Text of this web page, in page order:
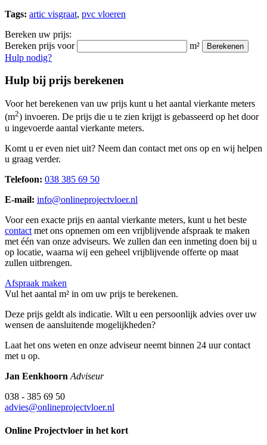
Tags: artic visgraat, pvc vloeren
Bereken uw prijs:
Bereken prijs voor
m² Berekenen
Hulp nodig?
Hulp bij prijs berekenen
Voor het berekenen van uw prijs kunt u het aantal vierkante meters
(m2) invoeren. De prijs die u te zien krijgt is gebasseerd op het door
u ingevoerde aantal vierkante meters.
Komt u er even niet uit? Neem dan contact met ons op en wij helpen
u graag verder.
Telefoon: 038 385 69 50
E-mail: info@onlineprojectvloer.nl
Voor een exacte prijs en aantal vierkante meters, kunt u het beste
contact met ons opnemen om een vrijblijvende afspraak te maken
met één van onze adviseurs. We zullen dan een inmeting doen bij u
op locatie, waarna wij een geheel vrijblijvende offerte op maat
zullen uitbrengen.
Afspraak maken
Vul het aantal m² in om uw prijs te berekenen.
Deze prijs geldt als indicatie. Wilt u een persoonlijk advies over uw
wensen de aansluitende mogelijkheden?
Laat het ons weten en onze adviseur neemt binnen 24 uur contact
met u op.
Jan Eenkhoorn Adviseur
038 - 385 69 50
advies@onlineprojectvloer.nl
Online Projectvloer in het kort